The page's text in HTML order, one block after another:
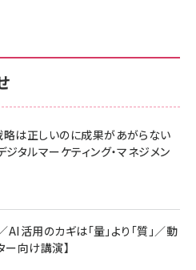
ン)2026/06/24号 No.2500増刊
ィション[王道エンタメの矜持／
ン)2026/07/08号 No.2502[2026
休中に１億貯めた株式投資
品 メーカー保証5年 KLMEA128G
スフィルム iPhone 17 用 保護フィ
付き いPhone17 (6.3インチ) 対応
品 メーカー保証5年 KLMEA128G
フトカード - Amazonロゴ - クラ
III Flow USB-C & USB-C
応 (1.8m ミッドナイトブラック)
略は正しいのに成果があがらない
タルマーケティング・マネジメン
活用のカギは「量」より「質」／動
向け講演】